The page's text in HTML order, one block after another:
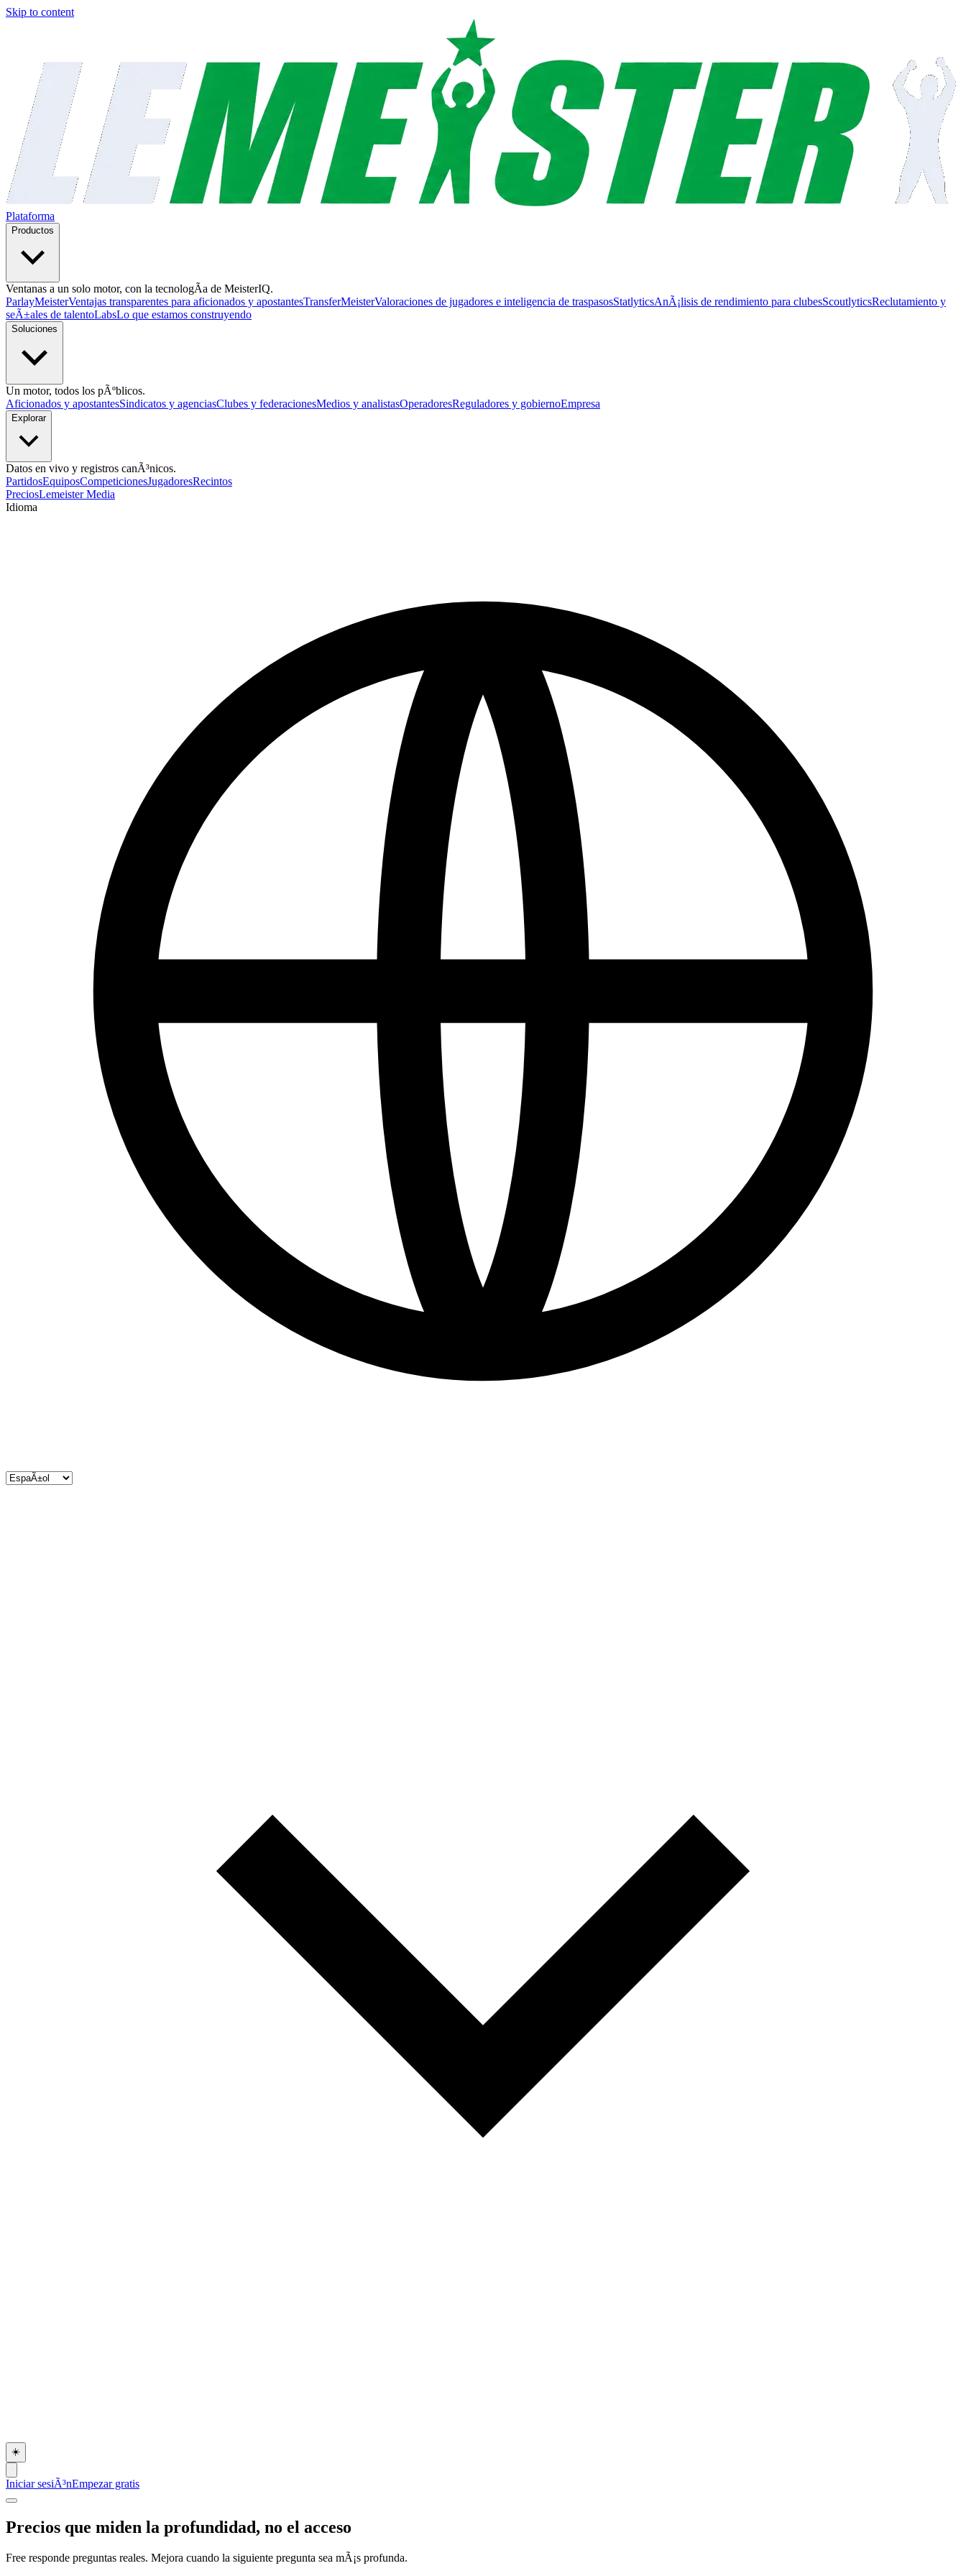
Skip to content
Plataforma
Productos
Ventanas a un solo motor, con la tecnologÃ­a de MeisterIQ.
ParlayMeisterVentajas transparentes para aficionados y apostantesTransferMeisterValoraciones de jugadores e inteligencia de traspasosStatlyticsAnÃ¡lisis de rendimiento para clubesScoutlyticsReclutamiento y
seÃ±ales de talentoLabsLo que estamos construyendo
Soluciones
Un motor, todos los pÃºblicos.
Aficionados y apostantesSindicatos y agenciasClubes y federacionesMedios y analistasOperadoresReguladores y gobiernoEmpresa
Explorar
Datos en vivo y registros canÃ³nicos.
PartidosEquiposCompeticionesJugadoresRecintos
PreciosLemeister Media
Idioma
☀️
Iniciar sesiÃ³nEmpezar gratis
Precios que miden la profundidad, no el acceso
Free responde preguntas reales. Mejora cuando la siguiente pregunta sea mÃ¡s profunda.